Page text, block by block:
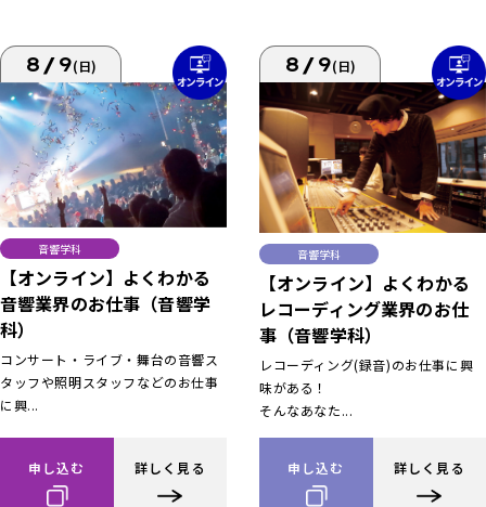
8/9(日)
音響学科
【オンライン】よくわかる
音響業界のお仕事（音響学
科）
コンサート・ライブ・舞台の音響ス
タッフや照明スタッフなどのお仕事
に興...
申し込む 詳しく見る
8/9(日)
音響学科
【オンライン】よくわかる
レコーディング業界のお仕
事（音響学科）
レコーディング(録音)のお仕事に興
味がある！
そんなあなた...
申し込む 詳しく見る